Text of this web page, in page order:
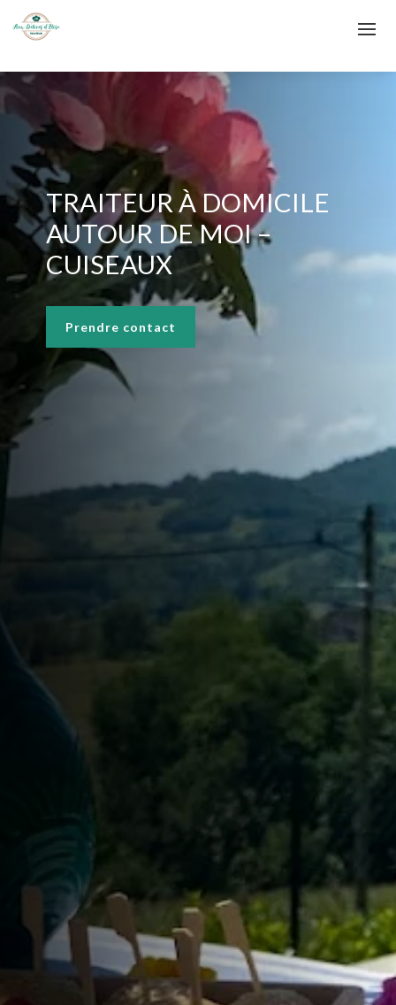
TRAITEUR À DOMICILE
AUTOUR DE MOI –
CUISEAUX
Prendre contact